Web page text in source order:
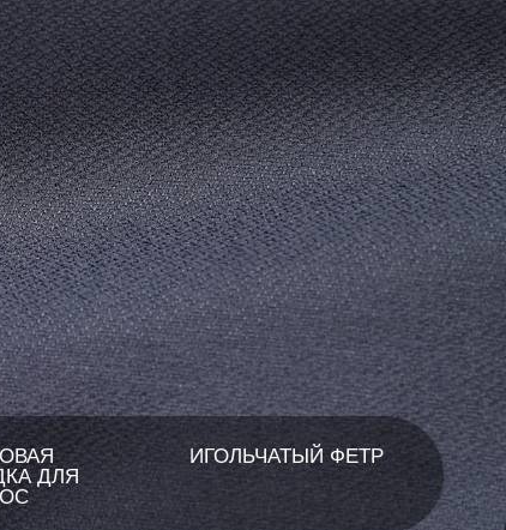
ДЛЯ
ИГОЛЬЧАТЫЙ ФЕТР